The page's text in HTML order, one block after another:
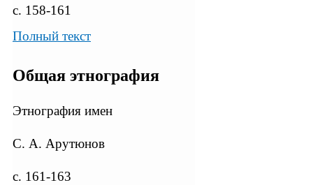
с. 158-161
Полный текст
Общая этнография
Этнография имен
С. А. Арутюнов
с. 161-163